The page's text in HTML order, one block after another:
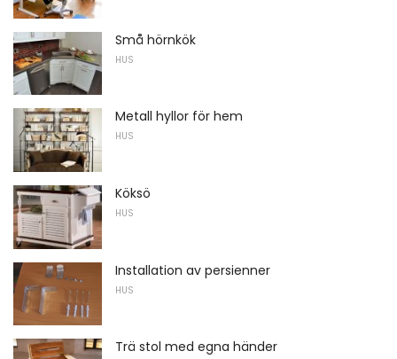
Små hörnkök
HUS
Metall hyllor för hem
HUS
Köksö
HUS
Installation av persienner
HUS
Trä stol med egna händer